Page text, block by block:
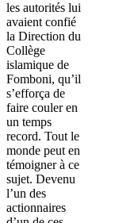
les autorités lui
avaient confié
la Direction du
Collège
islamique de
Fomboni, qu’il
s’efforça de
faire couler en
un temps
record. Tout le
monde peut en
témoigner à ce
sujet. Devenu
l’un des
actionnaires